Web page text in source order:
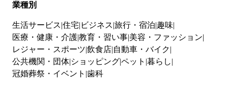
業種別
生活サービス 住宅 ビジネス 旅行・宿泊 趣味
医療・健康・介護教育・習い事 美容・ファッション
レジャー・スポーツ 飲食店 自動車・バイク
公共機関・団体 ショッピングペット 暮らし
冠婚葬祭・イベント 歯科